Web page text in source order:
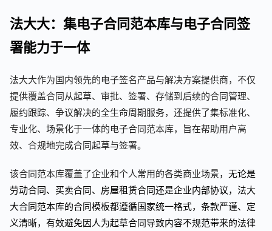
法大大：集电子合同范本库与电子合同签
署能力于一体
法大大作为国内领先的电子签名产品与解决方案提供商，不仅
提供覆盖合同从起草、审批、签署、存储到后续的合同管理、
履约跟踪、争议解决的全生命周期服务，还提供了集标准化、
专业化、场景化于一体的电子合同范本库，旨在帮助用户高
效、合规地完成合同起草与签署。
该合同范本库覆盖了企业和个人常用的各类商业场景，无论是
劳动合同、买卖合同、房屋租赁合同还是企业内部协议，法大
大合同范本库的合同模板都遵循国家统一格式，条款严谨、定
义清晰，有效避免因人为起草合同导致内容不规范带来的法律